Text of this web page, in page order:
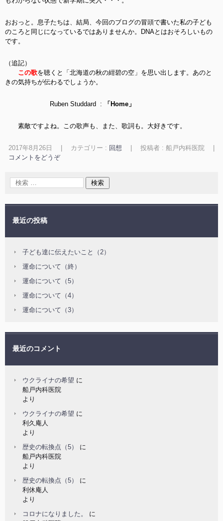
おおっと。息子たちは、結局、今回のブログの冒頭で書いた私の子ども
のころと同じになっているではありませんか。
DNAとはおそろしいもの
です。
（追記）
この歌を聴くと「北海道の秋の紺碧の空」を思い出します。あのと
きの気持ちが伝わるでしょうか。
Ruben Studdard : 「Home」
素敵ですよね。この歌声も、また、歌詞も。大好きです。
2017年8月26日 カテゴリー : 回想 投稿者 : 船戸内科医院
コメントをどうぞ
最近の投稿
子ども達に伝えたいこと（2）
運命について（終）
運命について（5）
運命について（4）
運命について（3）
最近のコメント
ウクライナの希望 に
船戸内科医院
より
ウクライナの希望 に
利久庵人
より
歴史の転換点（5）
に
船戸内科医院
より
歴史の転換点（5）
に
利休庵人
より
コロナになりました。
に